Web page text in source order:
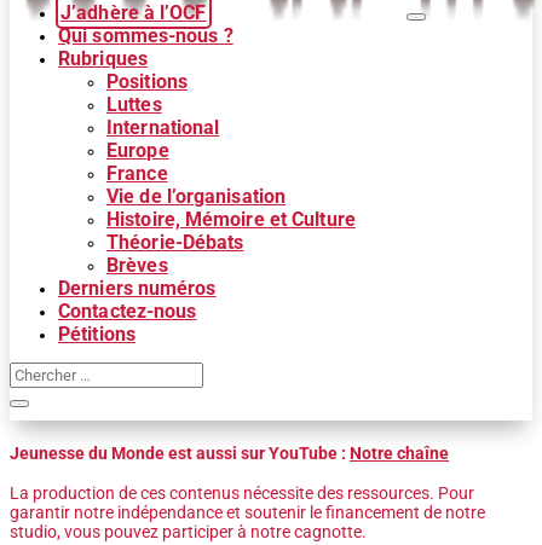
J’adhère à l’OCF
Qui sommes-nous ?
Rubriques
Positions
Luttes
International
Europe
France
Vie de l’organisation
Histoire, Mémoire et Culture
Théorie-Débats
Brèves
Derniers numéros
Contactez-nous
Pétitions
Jeunesse du Monde est aussi sur YouTube : Notre chaîne
La production de ces contenus nécessite des ressources. Pour
garantir notre indépendance et soutenir le financement de notre
studio, vous pouvez participer à notre cagnotte.